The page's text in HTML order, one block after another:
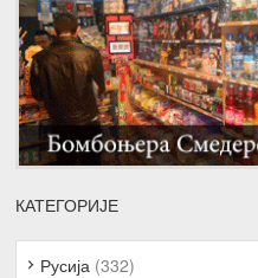
КАТЕГОРИЈЕ
Русија (332)